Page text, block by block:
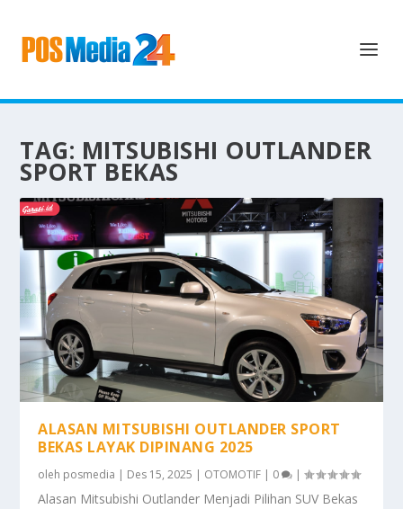
TAG: MITSUBISHI OUTLANDER
SPORT BEKAS
ALASAN MITSUBISHI OUTLANDER SPORT
BEKAS LAYAK DIPINANG 2025
oleh posmedia | Des 15, 2025 | OTOMOTIF | 0 |
Alasan Mitsubishi Outlander Menjadi Pilihan SUV Bekas